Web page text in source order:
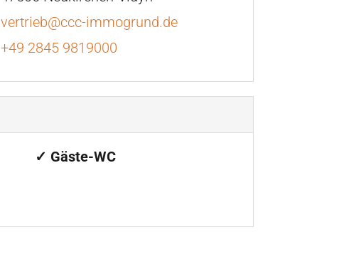
vertrieb@ccc-immogrund.de
+49 2845 9819000
✓ Gäste-WC